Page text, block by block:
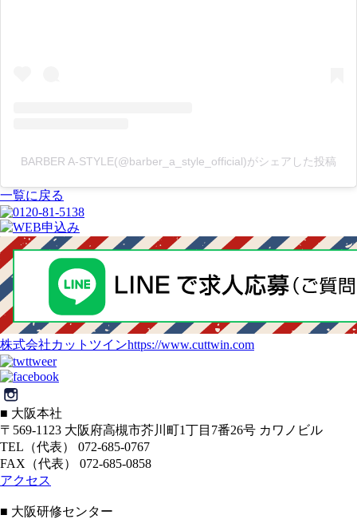
BARBER A-STYLE(@barber_a_style_official)がシェアした投稿
一覧に戻る
株式会社カットツインhttps://www.cuttwin.com
■ 大阪本社
〒569-1123 大阪府高槻市芥川町1丁目7番26号 カワノビル
TEL（代表） 072-685-0767
FAX（代表） 072-685-0858
アクセス
■ 大阪研修センター